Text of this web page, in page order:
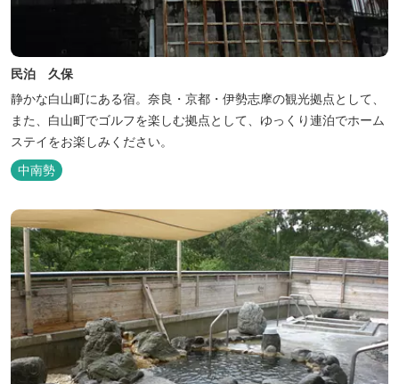
民泊 久保
静かな白山町にある宿。奈良・京都・伊勢志摩の観光拠点として、
また、白山町でゴルフを楽しむ拠点として、ゆっくり連泊でホーム
ステイをお楽しみください。
中南勢